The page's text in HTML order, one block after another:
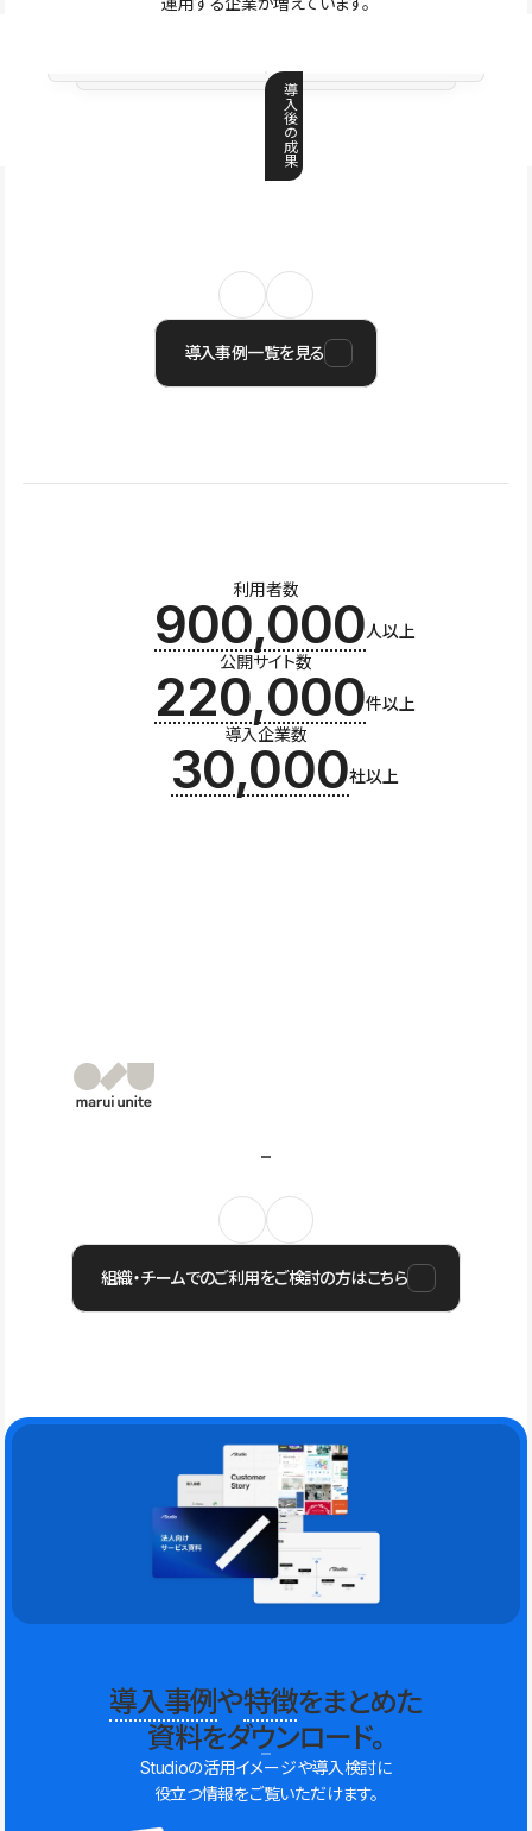
導
入
後
の
成
果
導入事例一覧を見る
利用者数
900,000人以上
公開サイト数
220,000件以上
導入企業数
30,000社以上
組織・チームでのご利用をご検討の方はこちら
導入事例や特徴をまとめた
資料をダウンロード。
Studioの活用イメージや導入検討に
役立つ情報をご覧いただけます。